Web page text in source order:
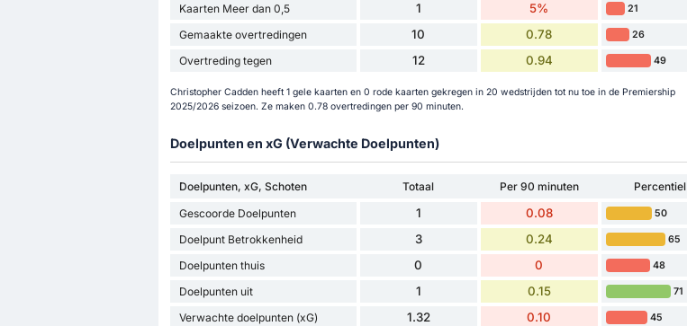
Kaarten Meer dan 0,5 1 5% 21
Gemaakte overtredingen 10 0.78 26
Overtreding tegen 12 0.94 49
Christopher Cadden heeft 1 gele kaarten en 0 rode kaarten gekregen in 20 wedstrijden tot nu toe in de Premiership
2025/2026 seizoen. Ze maken 0.78 overtredingen per 90 minuten.
Doelpunten en xG (Verwachte Doelpunten)
Doelpunten, xG, Schoten Totaal Per 90 minuten
Percentiel
Gescoorde Doelpunten
1 0.08 50
Doelpunt Betrokkenheid 3 0.24 65
Doelpunten thuis 0 0 48
Doelpunten uit 1 0.15 71
Verwachte doelpunten (xG) 1.32 0.10 45